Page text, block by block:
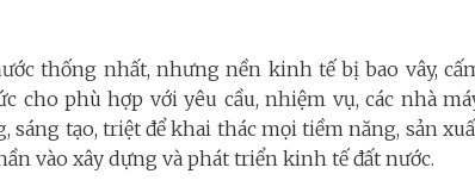
thống nhất, nhưng nền kinh tế bị bao vây,
cho phù hợp với yêu cầu, nhiệm vụ, các nhà
sáng tạo, triệt để khai thác mọi tiềm năng, sản
vào xây dựng và phát triển kinh tế đất nước.